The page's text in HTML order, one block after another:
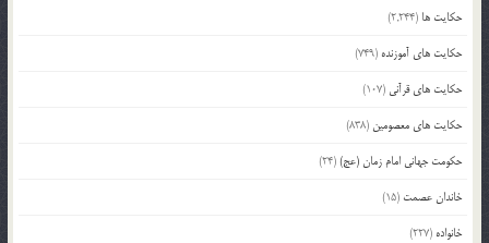
حکایت ها (2,244)
حکایت های آموزنده (749)
حکایت های قرآنی (107)
حکایت های معصومین (838)
حکومت جهانی امام زمان (عج)(24)
خاندان عصمت (15)
خانواده (227)